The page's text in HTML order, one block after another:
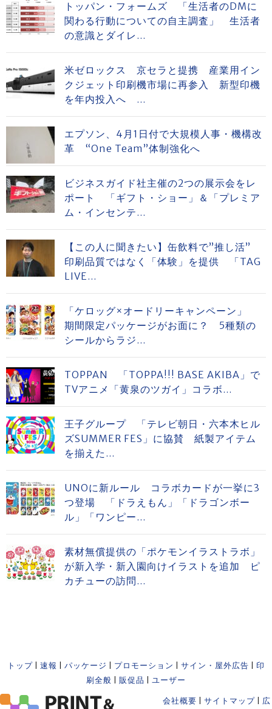
トッパン・フォームズ 「生活者のDMに
関わる行動についての自主調査」 生活者
の意識とダイレ...
米ゼロックス 京セラと提携 産業用イン
クジェット印刷機市場に再参入 新型印機
を年内投入へ ...
エプソン、4月1日付で大規模人事・機構改
革 “One Team”体制強化へ
ビジネスガイド社主催の2つの展示会をレ
ポート 「ギフト・ショー」＆「プレミア
ム・インセンテ...
【この人に聞きたい】缶飲料で”推し活”
印刷品質ではなく「体験」を提供 「TAG
LIVE...
「ケロッグ×オードリーキャンペーン」
期間限定パッケージがお面に？ 5種類の
シールからラジ...
TOPPAN 「TOPPA!!! BASE AKIBA」で
TVアニメ「黄泉のツガイ」コラボ...
王子グループ 「テレビ朝日・六本木ヒル
ズSUMMER FES」に協賛 紙製アイテム
を揃えた...
UNOに新ルール コラボカードが一挙に3
つ登場 「ドラえもん」「ドラゴンボー
ル」「ワンピー...
素材無償提供の「ポケモンイラストラボ」
が新入学・新入園向けイラストを追加 ピ
カチューの訪問...
トップ 速報 パッケージ プロモーション サイン・屋外広告
印
刷全般
販促品 ユーザー
会社概要 サイトマップ 広